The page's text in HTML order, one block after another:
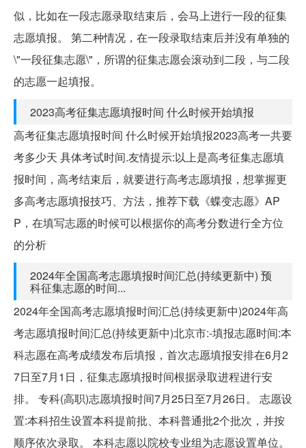
似，比如在一段志愿录取结束后，会马上进行一段的征集
志愿填报。 第二种情况，在一段录取结束后并没有单独的
\"一段征集志愿\"，所谓的征集志愿会滚动到二段，与二段
的志愿一起填报。
2023高考征集志愿填报时间 什么时候开始填报
高考征集志愿填报时间 什么时候开始填报2023高考一共要
考多少天 具体考试时间.友情提示:以上是高考征集志愿填
报时间，高考结束后，就要进行高考志愿填报，想掌握更
多高考志愿填报技巧、方法，推荐下载《蝶变志愿》AP
P，在填写志愿的时候可以根据你的高考分数进行全方位
的分析
2024年全国高考志愿填报时间汇总(持续更新中) 预
科征集志愿的时间...
2024年全国高考志愿填报时间汇总(持续更新中)2024年高
考志愿填报时间汇总(持续更新中)北京市:-填报志愿时间:本
科志愿在高考成绩发布后填报，首次志愿填报安排在6月2
7日至7月1日，征集志愿填报时间根据录取进程进行安
排。 专科(高职)志愿填报时间7月25日至7月26日。 志愿设
置:本科招生设置本科提前批、本科普通批2个批次，并按
顺序依次录取。 本科志愿以院校专业组为志愿设置单位。